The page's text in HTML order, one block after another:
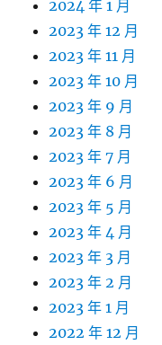
2024 年 1 月
2023 年 12 月
2023 年 11 月
2023 年 10 月
2023 年 9 月
2023 年 8 月
2023 年 7 月
2023 年 6 月
2023 年 5 月
2023 年 4 月
2023 年 3 月
2023 年 2 月
2023 年 1 月
2022 年 12 月